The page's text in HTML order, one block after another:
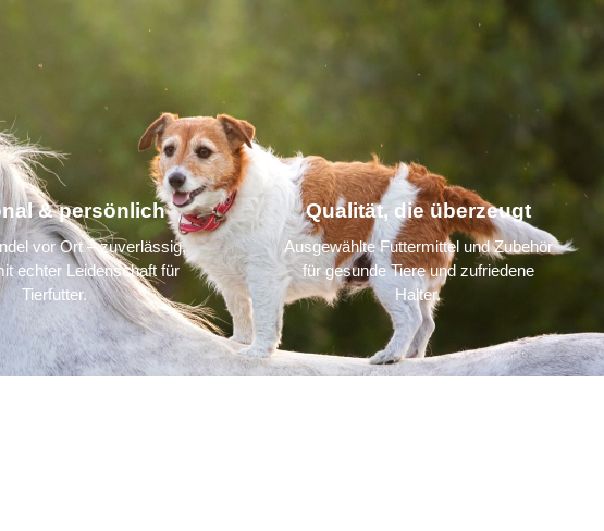
& persönlich
vor Ort – zuverlässig,
echter Leidenschaft für
Tierfutter.
Qualität, die überzeugt
Ausgewählte Futtermittel und Zubehör
für gesunde Tiere und zufriedene
Halter.